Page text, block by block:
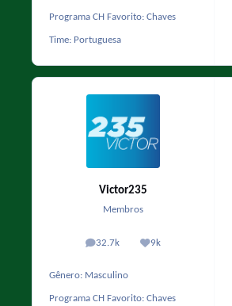
Programa CH Favorito: Chaves
Time: Portuguesa
Victor235
Membros
32.7k
posts 9k
Reputação
Gênero: Masculino
Programa CH Favorito: Chaves